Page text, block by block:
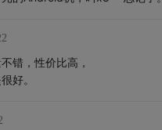
错，性价比高，
好。